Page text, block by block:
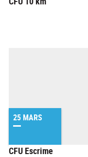
25 MARS
CFU Escrime